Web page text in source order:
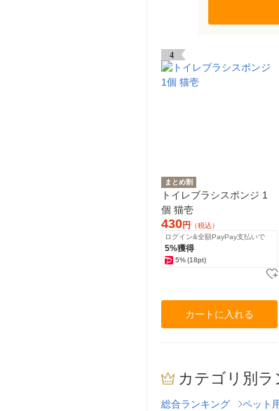
4
まとめ割
トイレブラシスポンジ 1
個 猫壱
430円 （税込）
ログイン&全額PayPay支払いで
5%獲得
5%(18pt)
カートに入れる
カテゴリ別
総合ランキング ペット